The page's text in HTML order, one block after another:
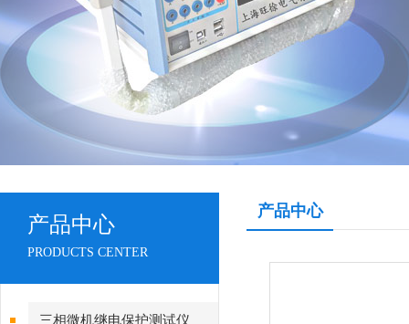
产品中心
PRODUCTS CENTER
三相微机继电保护测试仪
产品中心